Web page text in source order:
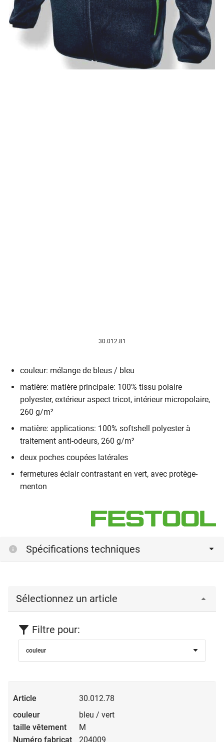
30.012.81
couleur: mélange de bleus / bleu
matière: matière principale: 100% tissu polaire
polyester, extérieur aspect tricot, intérieur micropolaire,
260 g/m²
matière: applications: 100% softshell polyester à
traitement anti-odeurs, 260 g/m²
deux poches coupées latérales
fermetures éclair contrastant en vert, avec protège-
menton
Spécifications techniques
Sélectionnez un article
Filtre pour:
couleur
30.012.78
bleu / vert
M
204009